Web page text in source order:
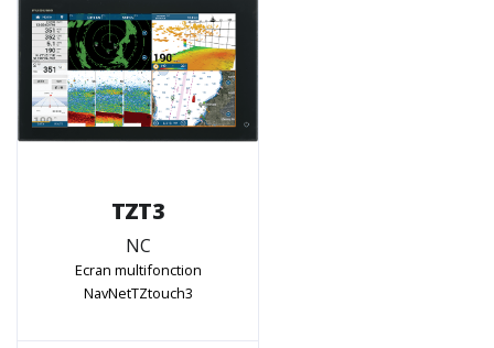
TZT3
NC
Ecran multifonction
NavNetTZtouch3